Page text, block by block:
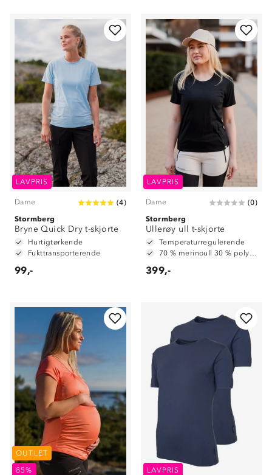
LAVPRIS
Dame (4)
Stormberg
Bryne Quick Dry t-skjorte
Hurtigtørkende
Fukttransporterende
99,-
LAVPRIS
Dame (0)
Stormberg
Ullerøy ull t-skjorte
Temperaturregulerende
70 % merinoull 30 % polyester
399,-
OUTLET
85%
LAVPRIS